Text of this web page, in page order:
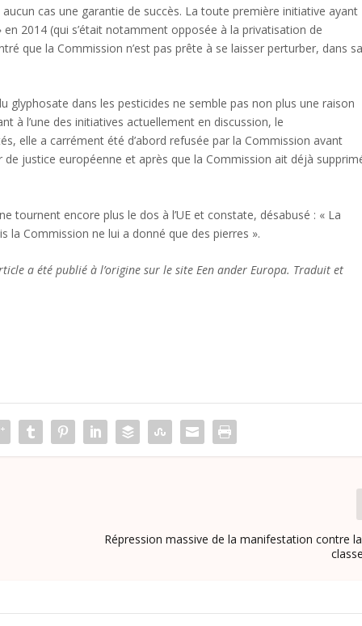
cas une garantie de succès. La toute première initiative ayant
2014 (qui s’était notamment opposée à la privatisation de
que la Commission n’est pas prête à se laisser perturber, dans
glyphosate dans les pesticides ne semble pas non plus une raison
à l’une des initiatives actuellement en discussion, le
elle a carrément été d’abord refusée par la Commission avant
justice européenne et après que la Commission ait déjà
tournent encore plus le dos à l’UE et constate, désabusé : « La
la Commission ne lui a donné que des pierres ».
a été publié à l’origine sur le site Een ander Europa. Traduit et
Répression massive de la manifestation contre